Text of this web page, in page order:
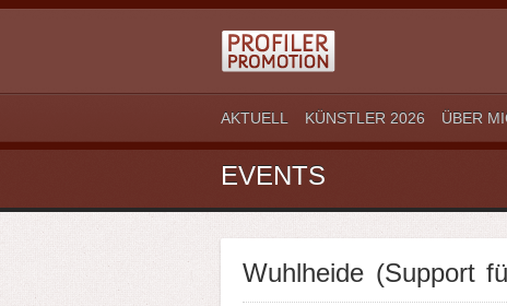
AKTUELL KÜNSTLER 2026 ÜBER
EVENTS
Wuhlheide (Support